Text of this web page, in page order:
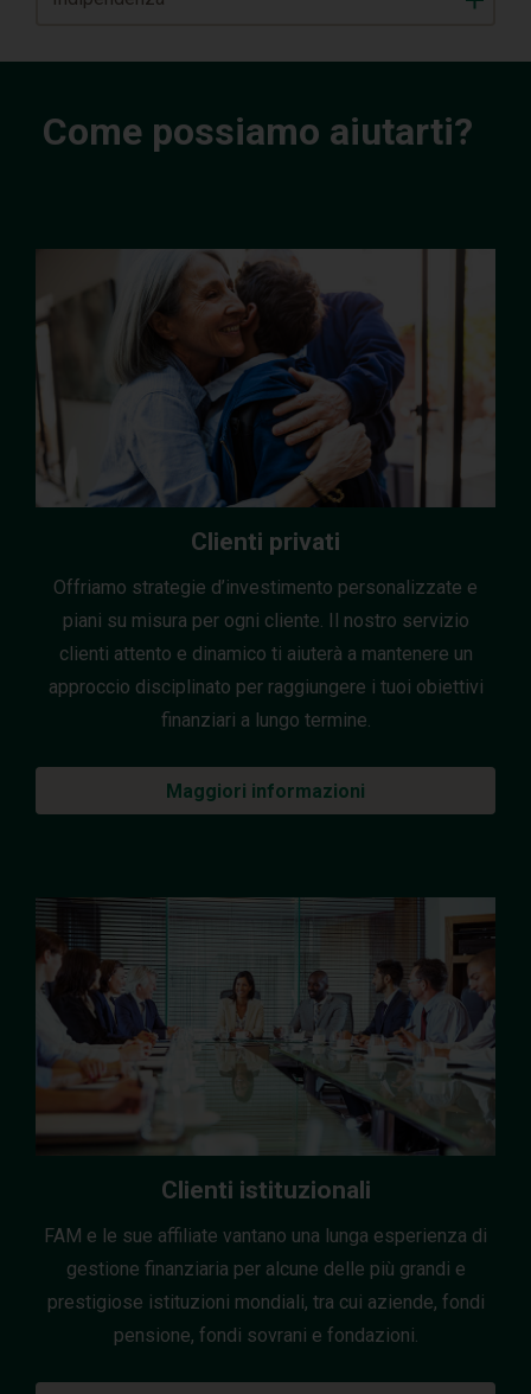
Come possiamo aiutarti?
Clienti privati
Offriamo strategie d’investimento personalizzate e
piani su misura per ogni cliente. Il nostro servizio
clienti attento e dinamico ti aiuterà a mantenere un
approccio disciplinato per raggiungere i tuoi obiettivi
finanziari a lungo termine.
Maggiori informazioni
Clienti istituzionali
FAM e le sue affiliate vantano una lunga esperienza di
gestione finanziaria per alcune delle più grandi e
prestigiose istituzioni mondiali, tra cui aziende, fondi
pensione, fondi sovrani e fondazioni.